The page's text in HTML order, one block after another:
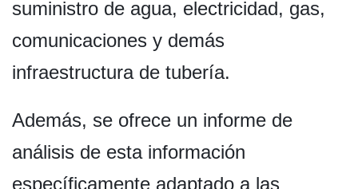
suministro de agua, electricidad, gas,
comunicaciones y demás
infraestructura de tubería.
Además, se ofrece un informe de
análisis de esta información
específicamente adaptado a las